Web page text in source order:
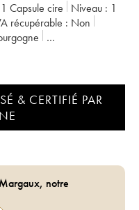
1 Capsule cire Niveau : 1
récupérable :
non
& CERTIFIÉ PAR
notre